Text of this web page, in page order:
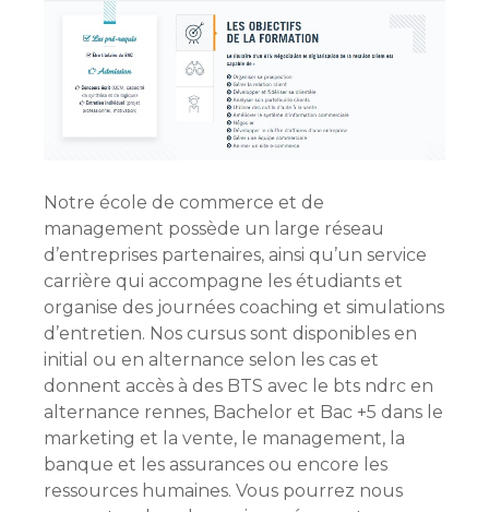
Notre école de commerce et de
management possède un large réseau
d’entreprises partenaires, ainsi qu’un service
carrière qui accompagne les étudiants et
organise des journées coaching et simulations
d’entretien. Nos cursus sont disponibles en
initial ou en alternance selon les cas et
donnent accès à des BTS avec le bts ndrc en
alternance rennes, Bachelor et Bac +5 dans le
marketing et la vente, le management, la
banque et les assurances ou encore les
ressources humaines. Vous pourrez nous